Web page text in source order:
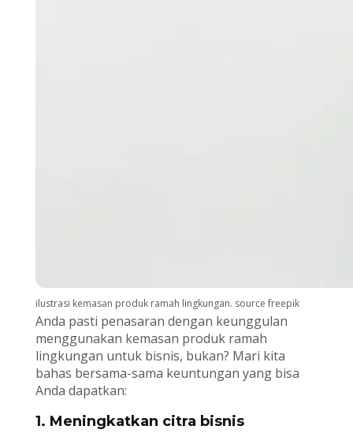
ilustrasi kemasan produk ramah lingkungan. source freepik
Anda pasti penasaran dengan keunggulan
menggunakan kemasan produk ramah
lingkungan untuk bisnis, bukan? Mari kita
bahas bersama-sama keuntungan yang bisa
Anda dapatkan:
1. Meningkatkan citra bisnis